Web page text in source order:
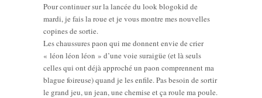
Pour continuer sur la lancée du look blogokid de
mardi, je fais la roue et je vous montre mes nouvelles
copines de sortie.
Les chaussures paon qui me donnent envie de crier
« léon léon léon » d’une voie suraigüe (et là seuls
celles qui ont déjà approché un paon comprennent ma
blague foireuse) quand je les enfile. Pas besoin de sortir
le grand jeu, un jean, une chemise et ça roule ma poule.